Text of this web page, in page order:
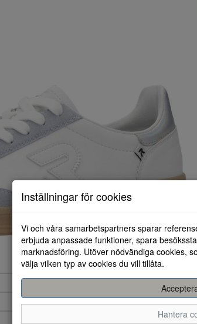
37
Inställningar för cookies
Vi och våra samarbetspartners sparar
erbjuda anpassade funktioner, spara
marknadsföring. Utöver nödvändiga cookies,
välja vilken typ av cookies du vill tillåta.
Hantera